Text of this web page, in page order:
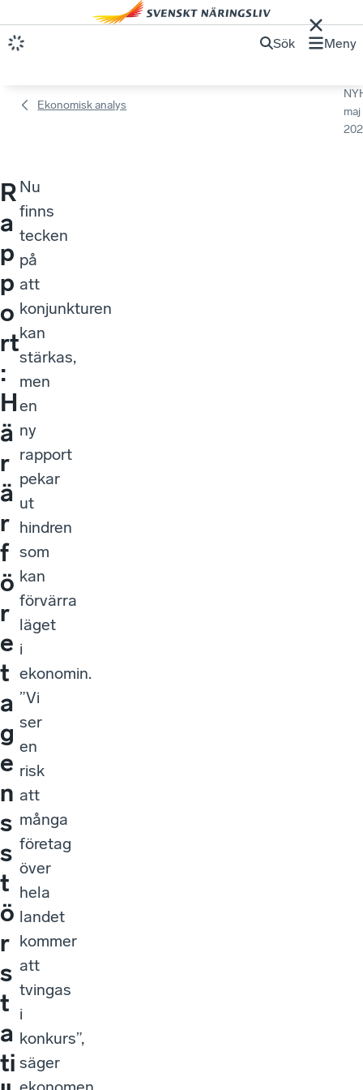
Sök Meny
Ekonomisk analys
maj
R
a
p
p
o
rt
:
H
ä
r
ä
r
f
ö
r
e
t
a
g
e
n
s
s
t
ö
r
s
t
a
ti
Nu
finns
tecken
på
att
konjunkturen
kan
stärkas,
men
en
ny
rapport
pekar
ut
hindren
som
kan
förvärra
läget
i
ekonomin.
”Vi
ser
en
risk
att
många
företag
över
hela
landet
kommer
att
tvingas
i
konkurs”,
säger